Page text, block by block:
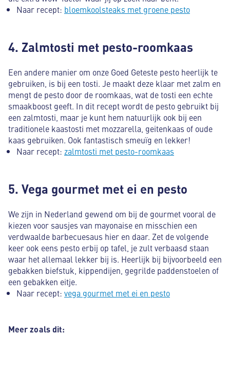
Naar recept: bloemkoolsteaks met groene pesto
4. Zalmtosti met pesto-roomkaas
Een andere manier om onze Goed Geteste pesto heerlijk te
gebruiken, is bij een tosti. Je maakt deze klaar met zalm en
mengt de pesto door de roomkaas, wat de tosti een echte
smaakboost geeft. In dit recept wordt de pesto gebruikt bij
een zalmtosti, maar je kunt hem natuurlijk ook bij een
traditionele kaastosti met mozzarella, geitenkaas of oude
kaas gebruiken. Ook fantastisch smeuïg en lekker!
Naar recept: zalmtosti met pesto-roomkaas
5. Vega gourmet met ei en pesto
We zijn in Nederland gewend om bij de gourmet vooral de
kiezen voor sausjes van mayonaise en misschien een
verdwaalde barbecuesaus hier en daar. Zet de volgende
keer ook eens pesto erbij op tafel, je zult verbaasd staan
waar het allemaal lekker bij is. Heerlijk bij bijvoorbeeld een
gebakken biefstuk, kippendijen, gegrilde paddenstoelen of
een gebakken eitje.
Naar recept: vega gourmet met ei en pesto
Meer zoals dit: